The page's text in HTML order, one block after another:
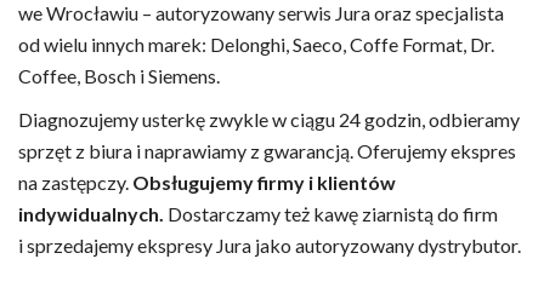
we Wrocławiu – autoryzowany serwis Jura oraz specjalista
od wielu innych marek: Delonghi, Saeco, Coffe Format, Dr.
Coffee, Bosch i Siemens.
Diagnozujemy usterkę zwykle w ciągu 24 godzin, odbieramy
sprzęt z biura i naprawiamy z gwarancją. Oferujemy ekspres
na zastępczy. Obsługujemy firmy i klientów
indywidualnych. Dostarczamy też kawę ziarnistą do firm
i sprzedajemy ekspresy Jura jako autoryzowany dystrybutor.